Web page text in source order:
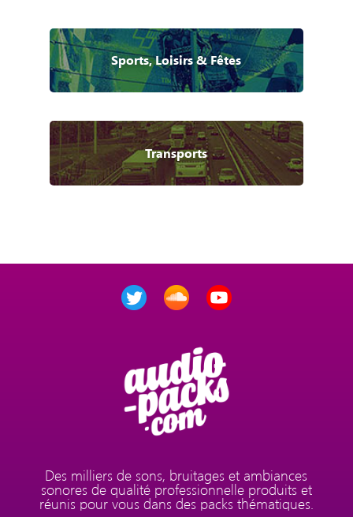
Sports, Loisirs & Fêtes
Transports
Des milliers de sons, bruitages et ambiances
sonores de qualité professionnelle produits et
réunis pour vous dans des packs thématiques.